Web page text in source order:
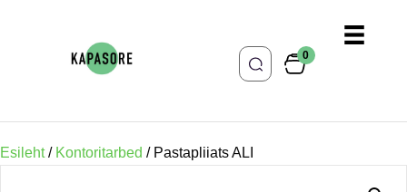
0
Esileht/ Kontoritarbed / Pastapliiats ALI